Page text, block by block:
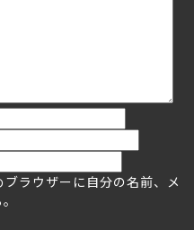
ラウザーに自分の名前、メ